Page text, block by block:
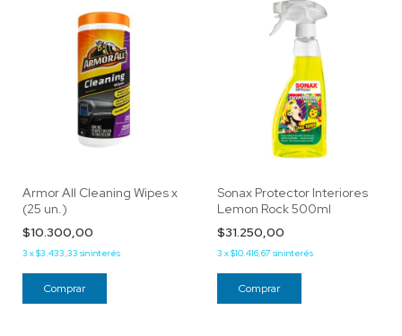
Armor All Cleaning Wipes x
(25 un.)
$10.300,00
3 x$3.433,33 sin interés
Sonax Protector Interiores
Lemon Rock 500ml
$31.250,00
3 x$10.416,67 sin interés